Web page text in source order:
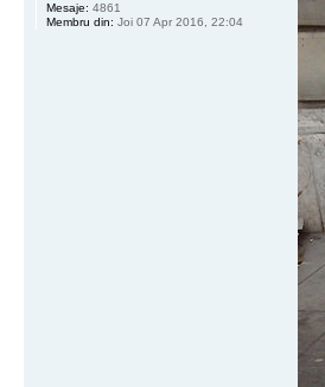
Mesaje: 4861
Membru din: Joi 07 Apr 2016, 22:04